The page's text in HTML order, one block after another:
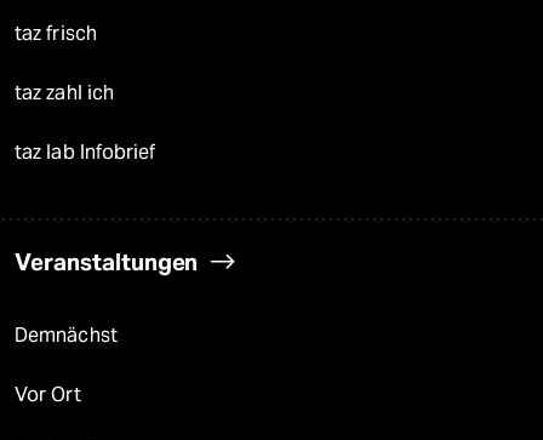
taz frisch
taz zahl ich
taz lab Infobrief
Veranstaltungen
Demnächst
Vor Ort